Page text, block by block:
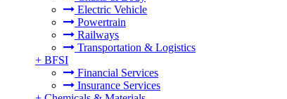
Electric Vehicle
Powertrain
Railways
Transportation & Logistics
+ BFSI
Financial Services
Insurance Services